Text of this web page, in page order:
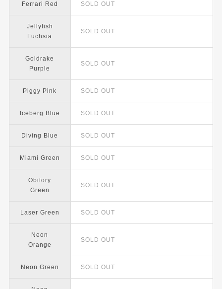
Ferrari Red SOLD OUT
Jellyfish
Fuchsia
SOLD OUT
Goldrake
Purple
SOLD OUT
Piggy Pink SOLD OUT
Iceberg Blue SOLD OUT
Diving Blue SOLD OUT
Miami Green SOLD OUT
Obitory
Green
SOLD OUT
Laser Green SOLD OUT
Neon
Orange
SOLD OUT
Neon Green SOLD OUT